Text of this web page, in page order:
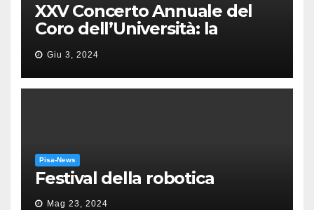
XXV Concerto Annuale del
Coro dell’Università: la
“Messa in gloria” di Giacomo
Puccini
Giu 3, 2024
Pisa-News
Festival della robotica
Mag 23, 2024